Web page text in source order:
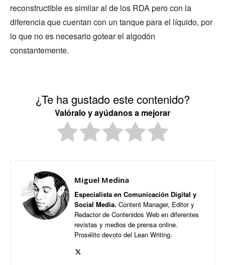
reconstructible es similar al de los RDA pero con la
diferencia que cuentan con un tanque para el líquido, por
lo que no es necesario gotear el algodón
constantemente.
¿Te ha gustado este contenido?
Valóralo y ayúdanos a mejorar
Miguel Medina
Especialista en Comunicación Digital y
Social Media. Content Manager, Editor y
Redactor de Contenidos Web en diferentes
revistas y medios de prensa online.
Prosélito devoto del Lean Writing.